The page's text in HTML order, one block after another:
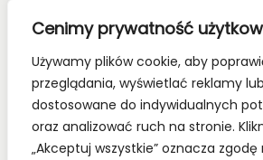
Cenimy prywatność
Używamy plików cookie, aby
przeglądania, wyświetlać reklamy
dostosowane do indywidualnych
oraz analizować ruch na stronie.
„Akceptuj wszystkie” oznacza zgodę
styl życia!
Bądź z nami na bieżąco, dołącz do